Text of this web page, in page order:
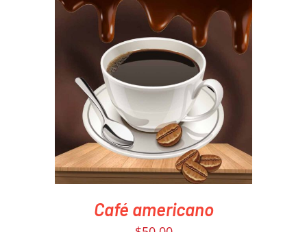
PEDIR AHORA
/
DETAILS
Café americano